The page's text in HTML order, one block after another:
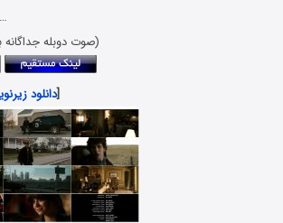
…
(صوت دوبله جداگانه با حجم
[دانلود